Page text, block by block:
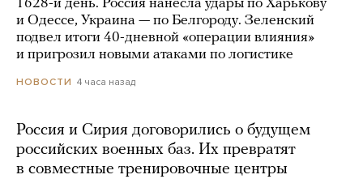
1628-й день. Россия нанесла удары по Харькову
и Одессе, Украина — по Белгороду. Зеленский
подвел итоги 40-дневной «операции влияния»
и пригрозил новыми атаками по логистике
НОВОСТИ 4 часа назад
Россия и Сирия договорились о будущем
российских военных баз. Их превратят
в совместные тренировочные центры